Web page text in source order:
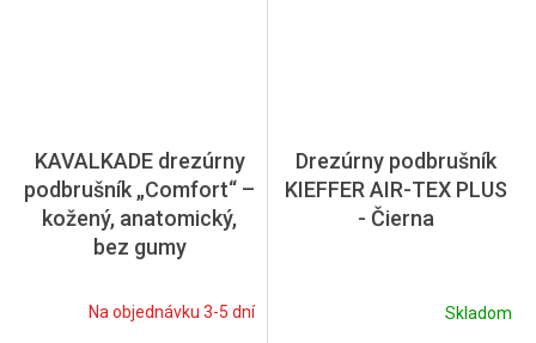
KAVALKADE drezúrny
podbrušník „Comfort“ –
kožený, anatomický,
bez gumy
Na objednávku 3-5 dní
Drezúrny podbrušník
KIEFFER AIR-TEX PLUS
- Čierna
Skladom